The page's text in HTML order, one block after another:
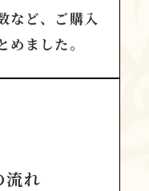
など、ご購入
ました。
流れ